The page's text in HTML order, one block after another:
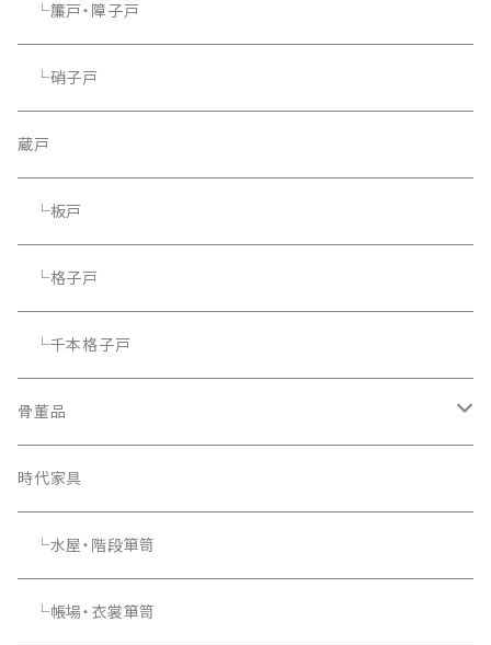
└簾戸・障子戸
└硝子戸
蔵戸
└板戸
└格子戸
└千本格子戸
骨董品
骨董品
時代家具
└水屋・階段箪笥
└帳場・衣裳箪笥